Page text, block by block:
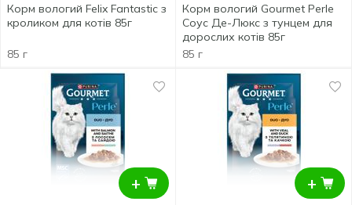
Корм вологий Felix Fantastic з
кроликом для котів 85г
85 г
Корм вологий Gourmet Perle
Соус Де-Люкс з тунцем для
дорослих котів 85г
85 г
+ +